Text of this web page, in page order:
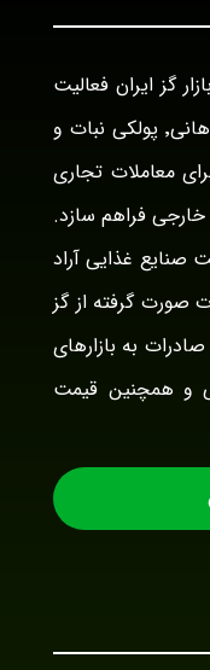
در سال ۱۳۹۴ با نام بازار گز ایران فعالیت
خود رو در زمینه ی عرضه گز٬ گز سوهانی٬ پولکی نبات و
معاملات تجاری
خارجی فراهم سازد.
صنایع غذایی آراد
صورت گرفته از گز
به بازارهای
و همچنین قیمت